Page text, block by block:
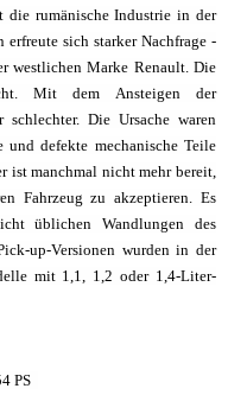
rumänische Industrie in der
sich starker Nachfrage -
westlichen Marke Renault. Die
Mit dem Ansteigen der
Die Ursache waren
und defekte mechanische Teile
ist manchmal nicht mehr bereit,
Fahrzeug zu akzeptieren. Es
üblichen Wandlungen des
up-Versionen wurden in der
mit 1,1, 1,2 oder 1,4-Liter-
PS